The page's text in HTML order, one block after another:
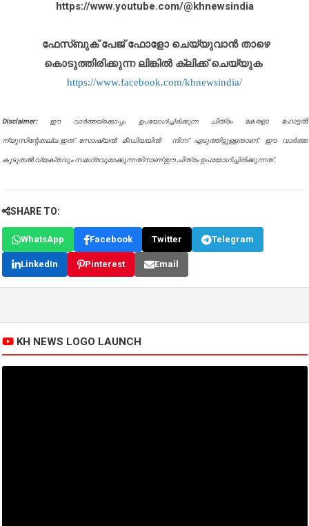
https://www.youtube.com/@khnewsindia
ഫേസ്ബുക് പേജ് ഫോളോ ചെയ്യുവാൻ താഴെ
കൊടുത്തിരിക്കുന്ന ലിങ്കിൽ ക്ലിക്ക് ചെയ്യുക
https://www.facebook.com/khnewsindia/
Disclaimer: ഈ വാർത്തയ്ക്കൊപ്പം ഉപയോഗിച്ചിരിക്കുന്ന ചിത്രം കേരളാ ഹോട്ടൽ
ന്യൂസിന്റേതല്ല.ഇത് സോഷ്യൽ മീഡിയയിൽ നിന്ന് എടുത്തിട്ടുള്ളതാണ്. ഈ വാർത്ത
കൂടുതൽ വ്യക്തവും സമഗ്രവുമാക്കുന്നതിനാണ് ഈ ചിത്രം ഉപയോഗിച്ചിരിക്കുന്നത്.
SHARE TO:
WhatsApp Facebook Twitter Telegram
LinkedIn Pinterest Email
KH NEWS LOGO LAUNCH